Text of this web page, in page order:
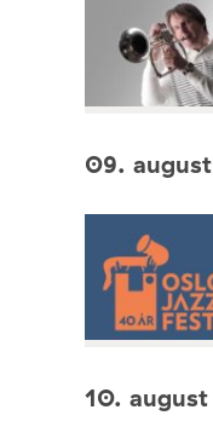
09. august
10. august